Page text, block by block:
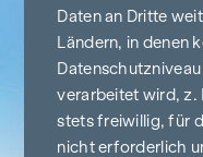
Daten an Dritte
Ländern, in denen
verarbeitet wird, z.
stets freiwillig, für
nicht erforderlich